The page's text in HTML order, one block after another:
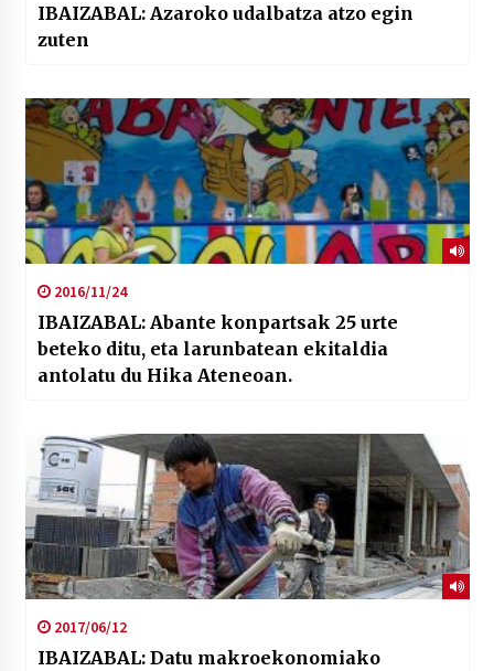
IBAIZABAL: Azaroko udalbatza atzo egin
zuten
2016/11/24
IBAIZABAL: Abante konpartsak 25 urte
beteko ditu, eta larunbatean ekitaldia
antolatu du Hika Ateneoan.
2017/06/12
IBAIZABAL: Datu makroekonomiako